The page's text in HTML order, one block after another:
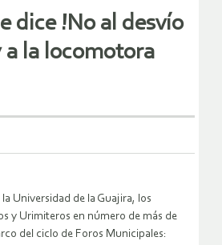
dice !No al desvío
a la locomotora
Universidad de la Guajira, los
y Urimiteros en número de más de
del ciclo de Foros Municipales: